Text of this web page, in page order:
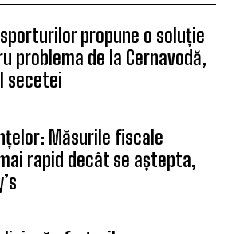
încep Zilele Brașovului și
tradiția Junilor coboară din
nou în cetate
BRAN PLAZA, NOUL PUNCT DE
ÎNTÂLNIRE ÎNCEPÂND CU DATA
DE 16.04.2026